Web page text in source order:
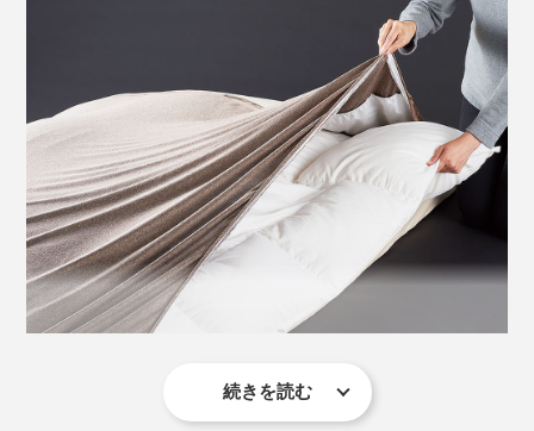
アウトする「断熱層」を挟んで、掛け布団を入れる空間
があり、一番外側の素材は、起毛感のないスベスベのス
線形で、肌ざわりとエレガントなデザイン性を両立。
毛布といいつつ、表側はストレッチ性のあるニット素材
続きを読む